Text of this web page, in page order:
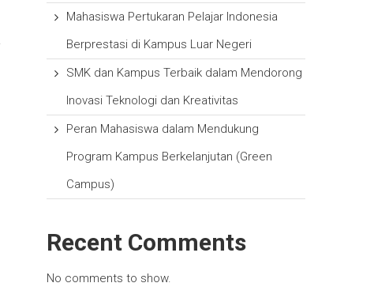
Mahasiswa Pertukaran Pelajar Indonesia
Berprestasi di Kampus Luar Negeri
SMK dan Kampus Terbaik dalam Mendorong
Inovasi Teknologi dan Kreativitas
Peran Mahasiswa dalam Mendukung
Program Kampus Berkelanjutan (Green
Campus)
Recent Comments
No comments to show.